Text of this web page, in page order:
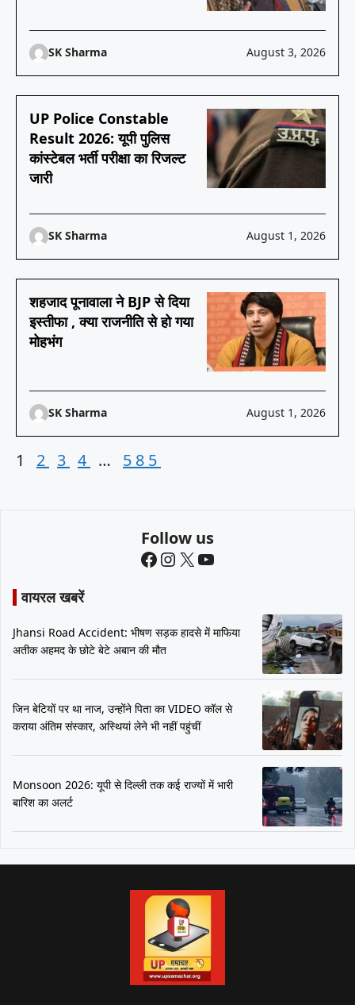
SK Sharma August 3, 2026
UP Police Constable
Result 2026: यूपी पुलिस
कांस्टेबल भर्ती परीक्षा का रिजल्ट
जारी
SK Sharma August 1, 2026
शहजाद पूनावाला ने BJP से दिया
इस्तीफा , क्या राजनीति से हो गया
मोहभंग
SK Sharma August 1, 2026
1 2 3 4 … 585
Follow us
Facebook
Instagram
X YouTube
वायरल खबरें
Jhansi Road Accident: भीषण सड़क हादसे में माफिया
अतीक अहमद के छोटे बेटे अबान की मौत
जिन बेटियों पर था नाज, उन्होंने पिता का VIDEO कॉल से
कराया अंतिम संस्कार, अस्थियां लेने भी नहीं पहुंचीं
Monsoon 2026: यूपी से दिल्ली तक कई राज्यों में भारी
बारिश का अलर्ट